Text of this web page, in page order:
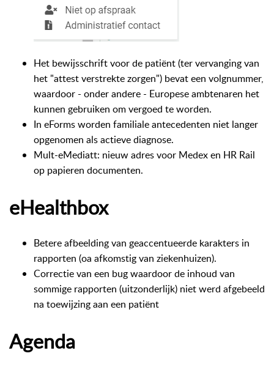
Het bewijsschrift voor de patiënt (ter vervanging van
het "attest verstrekte zorgen") bevat een volgnummer,
waardoor - onder andere - Europese ambtenaren het
kunnen gebruiken om vergoed te worden.
In eForms worden familiale antecedenten niet langer
opgenomen als actieve diagnose.
Mult-eMediatt: nieuw adres voor Medex en HR Rail
op papieren documenten.
eHealthbox
Betere afbeelding van geaccentueerde karakters in
rapporten (oa afkomstig van ziekenhuizen).
Correctie van een bug waardoor de inhoud van
sommige rapporten (uitzonderlijk) niet werd afgebeeld
na toewijzing aan een patiënt
Agenda